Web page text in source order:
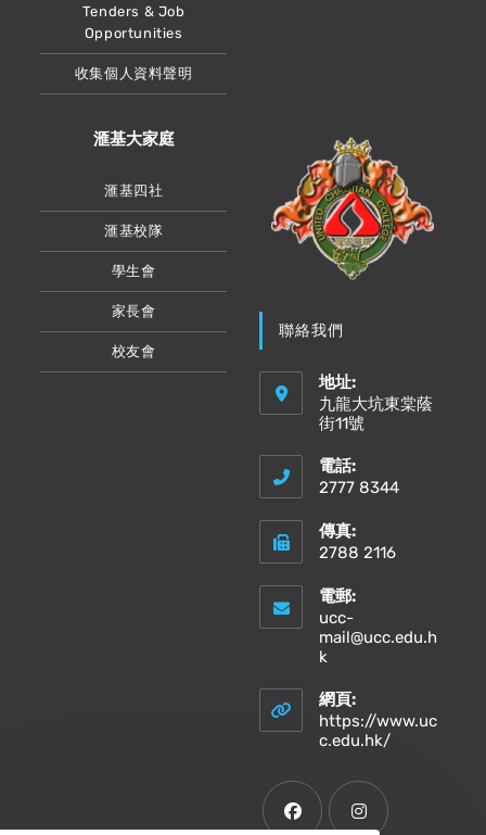
Tenders & Job
Opportunities
收集個人資料聲明
滙基大家庭
滙基四社
滙基校隊
學生會
家長會
校友會
聯絡我們
地址:
九龍大坑東棠蔭
街11號
電話:
2777 8344
傳真:
2788 2116
電郵:
ucc-
mail@ucc.edu.h
k
your
application
網頁:
https://www.uc
c.edu.hk/Opens